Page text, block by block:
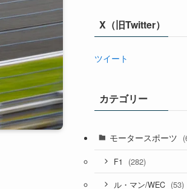
X（旧Twitter）
ツイート
カテゴリー
モータースポーツ
F1 (282)
ル・マン/WEC (53)